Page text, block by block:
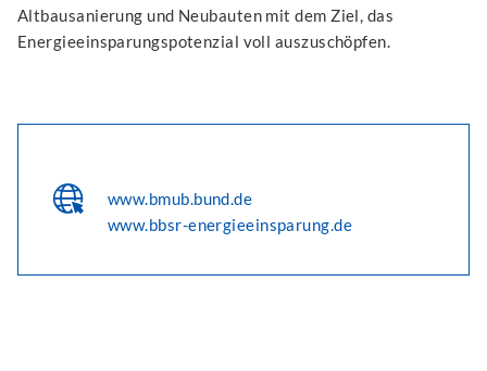
Altbausanierung und Neubauten mit dem Ziel, das
Energieeinsparungspotenzial voll auszuschöpfen.
www.bmub.bund.de
www.bbsr-energieeinsparung.de